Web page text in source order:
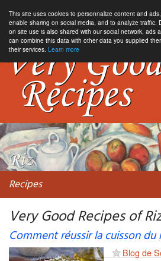
This site uses cookies to personnalize content and
enable sharing on social media, and to analyze traffic.
on site use is also shared with our social network, ads
can combine this data with other data you supplied
their services. Learn more
Recipes
My favorite blogs
Very Good Recipes of
Comment réussir la cuisson du
Blog de